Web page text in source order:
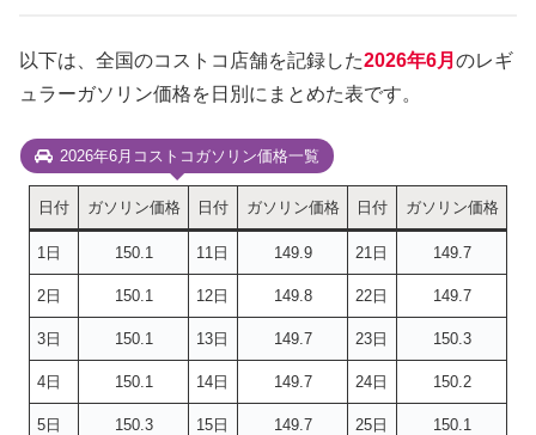
以下は、全国のコストコ店舗を記録した2026年6月 のレギ
ュラーガソリン価格を日別にまとめた表です。
2026年6月コストコガソリン価格一覧
日付 ガソリン価格 日付 ガソリン価格 日付 ガソリン価格
1日 150.1 11日 149.9 21日 149.7
2日 150.1 12日 149.8 22日 149.7
3日 150.1 13日 149.7 23日 150.3
4日 150.1 14日 149.7 24日 150.2
5日 150.3 15日 149.7 25日 150.1